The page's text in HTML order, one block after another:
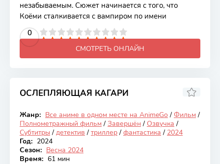
незабываемым. Сюжет начинается с того, что
Коёми сталкивается с вампиром по имени
0
4 5 6 7 8 9 10
СМОТРЕТЬ ОНЛАЙН
ОСЛЕПЛЯЮЩАЯ КАГАРИ
Закончен
6.24
Жанр: Все аниме в одном месте на AnimeGo / Фильм /
Полнометражный фильм / Завершён / Озвучка /
Субтитры / детектив / триллер / фантастика / 2024
Год: 2024
Сезон: Весна 2024
Время: 61 мин